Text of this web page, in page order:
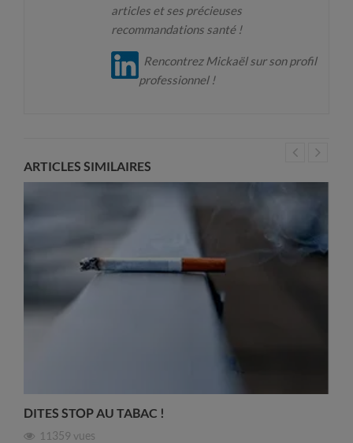
articles et ses précieuses
recommandations santé !
Rencontrez Mickaël sur son profil
professionnel !
ARTICLES SIMILAIRES
DITES STOP AU TABAC !
11359 vues